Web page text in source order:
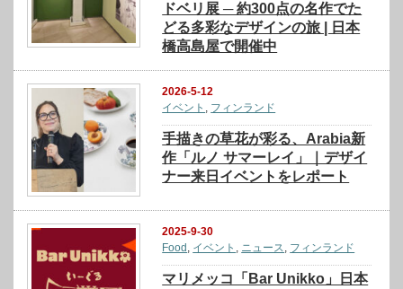
ドベリ展 ─ 約300点の名作でた
どる多彩なデザインの旅 | 日本
橋高島屋で開催中
2026-5-12
イベント , フィンランド
手描きの草花が彩る、Arabia新
作「ルノ サマーレイ」｜デザイ
ナー来日イベントをレポート
2025-9-30
Food , イベント , ニュース, フィンランド
マリメッコ「Bar Unikko」日本